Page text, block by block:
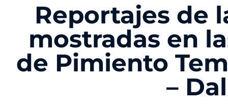
Reportajes de
mostradas en
de Pimiento
–